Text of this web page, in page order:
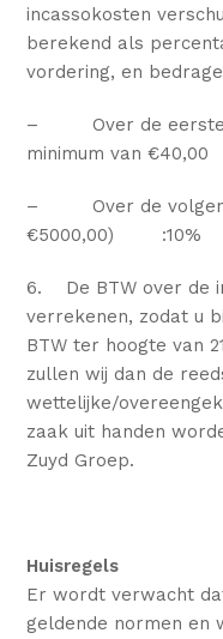
incassokosten
berekend als
vordering, en
– Over de
minimum van €40,00
– Over de
€5000,00) :10%
6. De BTW over de
verrekenen, zodat u
BTW ter hoogte van
zullen wij dan de
wettelijke/
zaak uit handen
Zuyd Groep.
Huisregels
Er wordt verwacht
geldende normen en